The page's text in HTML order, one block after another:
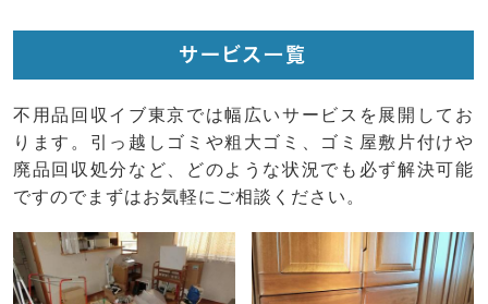
サービス一覧
不用品回収イブ東京では幅広いサービスを展開してお
ります。引っ越しゴミや粗大ゴミ、ゴミ屋敷片付けや
廃品回収処分など、どのような状況でも必ず解決可能
ですのでまずはお気軽にご相談ください。